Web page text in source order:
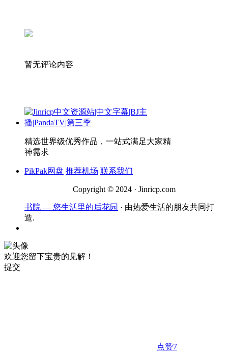
暂无评论内容
精选世界级优秀作品，一站式满足大家精
神需求
PikPak网盘 推荐机场 联系我们
Copyright © 2024 · Jinricp.com
书院 — 您生活里的后花园 · 由热爱生活的朋友共同打
造.
欢迎您留下宝贵的见解！
提交
点赞7